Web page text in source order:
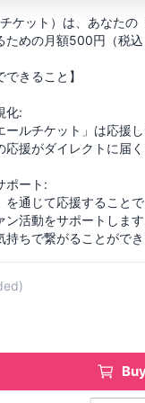
ケット）は、あなたの
ための月額500円（税
できること】
化:
ールチケット」は応援
援がダイレクトに届く
ポート:
を通じて応援すること
ン活動をサポートしま
)